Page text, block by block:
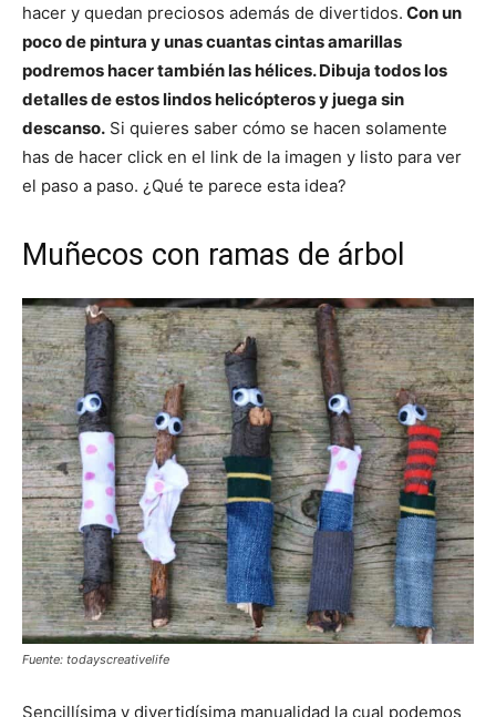
hacer y quedan preciosos además de divertidos. Con un
poco de pintura y unas cuantas cintas amarillas
podremos hacer también las hélices. Dibuja todos los
detalles de estos lindos helicópteros y juega sin
descanso. Si quieres saber cómo se hacen solamente
has de hacer click en el link de la imagen y listo para ver
el paso a paso. ¿Qué te parece esta idea?
Muñecos con ramas de árbol
Fuente: todayscreativelife
Sencillísima y divertidísima manualidad la cual podemos